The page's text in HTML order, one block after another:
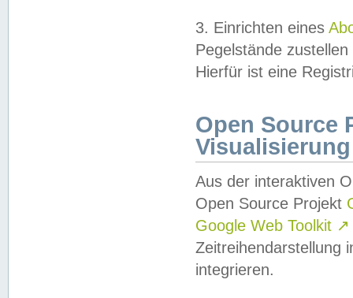
3. Einrichten eines
Pegelstände
Hierfür ist eine
Open Source
Visualisierung
Aus der interaktiven
Open Source Projekt
Google Web Toolkit ↗
Zeitreihendarstellung
integrieren.